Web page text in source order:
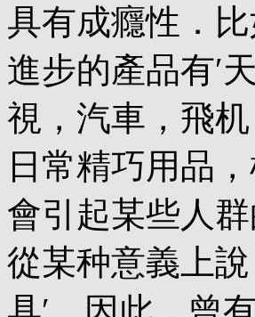
具有成癮性．
進步的產品有′
視，汽車，飛
日常精巧用品
會引起某些人
從某种意義上